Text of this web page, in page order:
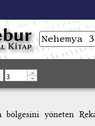
Kitap
bölgesini yöneten